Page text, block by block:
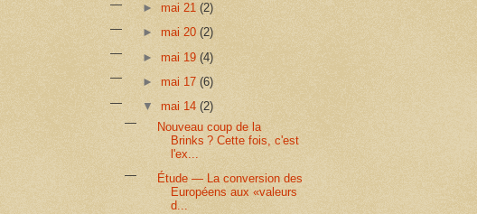
► mai 21 (2)
► mai 20 (2)
► mai 19 (4)
► mai 17 (6)
▼ mai 14 (2)
Nouveau coup de la
Brinks ? Cette fois, c'est
l'ex...
Étude — La conversion des
Européens aux «valeurs
d...